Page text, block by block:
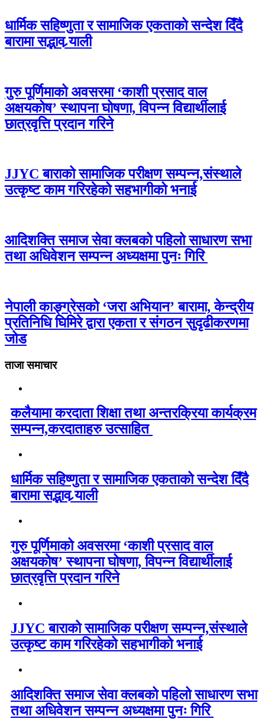
धार्मिक सहिष्णुता र सामाजिक एकताको सन्देश दिँदै
बारामा सद्भाव र्‍याली
गुरु पूर्णिमाको अवसरमा ‘काशी प्रसाद वाल
अक्षयकोष’ स्थापना घोषणा, विपन्न विद्यार्थीलाई
छात्रवृत्ति प्रदान गरिने
JJYC बाराको सामाजिक परीक्षण सम्पन्न,संस्थाले
उत्कृष्ट काम गरिरहेको सहभागीको भनाई
आदिशक्ति समाज सेवा क्लबको पहिलो साधारण सभा
तथा अधिवेशन सम्पन्न अध्यक्षमा पुनः गिरि
नेपाली काङ्ग्रेसको ‘जरा अभियान’ बारामा, केन्द्रीय
प्रतिनिधि घिमिरे द्वारा एकता र संगठन सुदृढीकरणमा
जोड
ताजा समाचार
कलैयामा करदाता शिक्षा तथा अन्तरक्रिया कार्यक्रम
सम्पन्न,करदाताहरु उत्साहित
धार्मिक सहिष्णुता र सामाजिक एकताको सन्देश दिँदै
बारामा सद्भाव र्‍याली
गुरु पूर्णिमाको अवसरमा ‘काशी प्रसाद वाल
अक्षयकोष’ स्थापना घोषणा, विपन्न विद्यार्थीलाई
छात्रवृत्ति प्रदान गरिने
JJYC बाराको सामाजिक परीक्षण सम्पन्न,संस्थाले
उत्कृष्ट काम गरिरहेको सहभागीको भनाई
आदिशक्ति समाज सेवा क्लबको पहिलो साधारण सभा
तथा अधिवेशन सम्पन्न अध्यक्षमा पुनः गिरि